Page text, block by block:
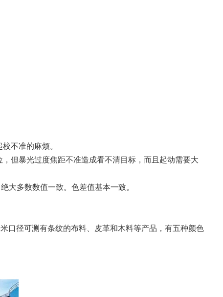
不准的麻烦。
但暴光过度焦距不准造成看不清目标，而且起动需要大
大多数数值一致。色差值基本一致。
口径可测有条纹的布料、皮革和木料等产品，有五种颜色